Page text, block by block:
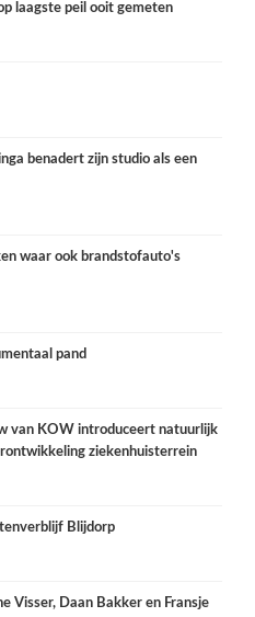
laagste peil ooit gemeten
benadert zijn studio als een
waar ook brandstofauto's
pand
van KOW introduceert natuurlijk
ziekenhuisterrein
Blijdorp
Visser, Daan Bakker en Fransje